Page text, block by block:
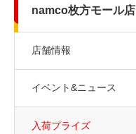
namco枚方モール店
店舗情報
イベント&ニュース
入荷プライズ